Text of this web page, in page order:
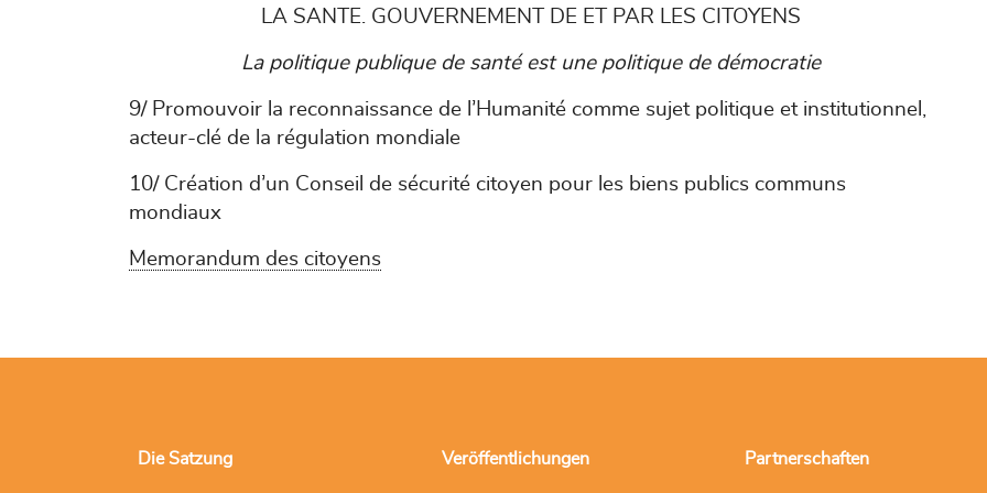
LA SANTE. GOUVERNEMENT DE ET PAR LES CITOYENS
La politique publique de santé est une politique de démocratie
9/ Promouvoir la reconnaissance de l’Humanité comme sujet politique et institutionnel,
acteur-clé de la régulation mondiale
10/ Création d’un Conseil de sécurité citoyen pour les biens publics communs
mondiaux
Memorandum des citoyens
Die Satzung Veröffentlichungen Partnerschaften